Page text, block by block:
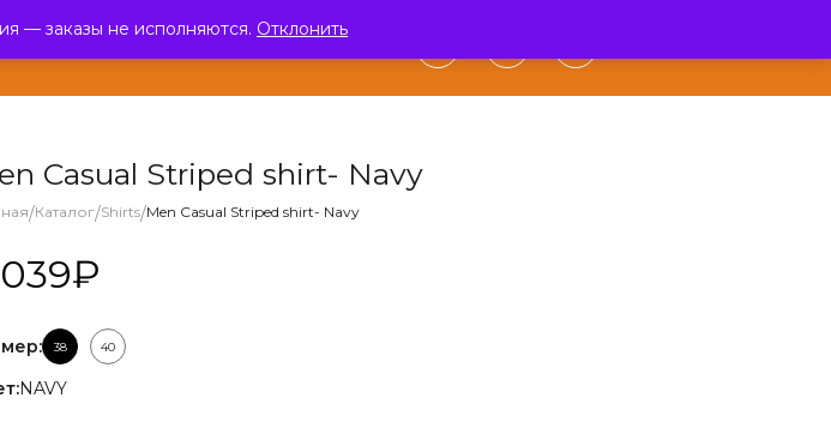
Casual Striped shirt- Navy
/Каталог/Shirts/Men Casual Striped shirt- Navy
₽
38 40
NAVY
— заказы не исполняются. Отклонить